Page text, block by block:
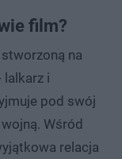
film?
na
lalkarz i
pod swój
Wśród
relacja